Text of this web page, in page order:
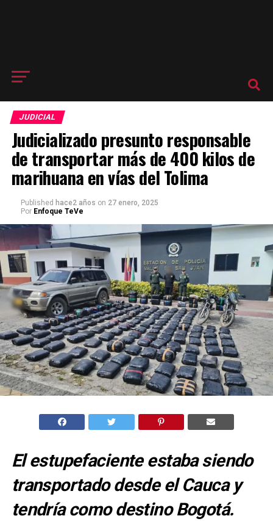
JUDICIAL
Judicializado presunto responsable
de transportar más de 400 kilos de
marihuana en vías del Tolima
Published hace2 años on 27 enero, 2025
Por Enfoque TeVe
El estupefaciente estaba siendo
transportado desde el Cauca y
tendría como destino Bogotá.